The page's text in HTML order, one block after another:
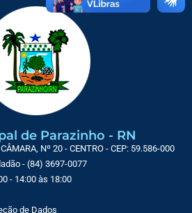
de Parazinho - RN
Nº 20 - CENTRO - CEP: 59.586-000
- (84) 3697-0077
- 14:00 às 18:00
de Dados